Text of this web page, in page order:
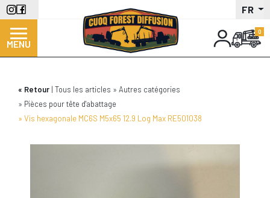
Aller
au
contenu
principal
FR
MENU
Retour Tous les articles
Autres catégories
Pièces pour tête d'abattage
Vis hexagonale MC6S M5x65 12.9 Log Max RE501038